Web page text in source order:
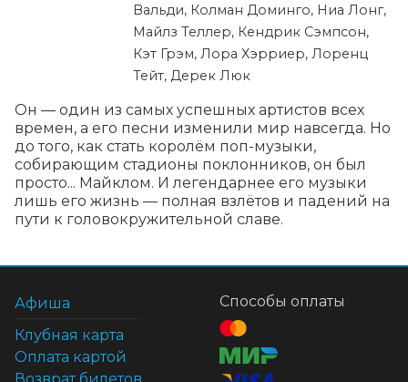
Вальди, Колман Доминго, Ниа Лонг,
Майлз Теллер, Кендрик Сэмпсон,
Кэт Грэм, Лора Хэрриер, Лоренц
Тейт, Дерек Люк
Он — один из самых успешных артистов всех
времен, а его песни изменили мир навсегда. Но
до того, как стать королём поп-музыки,
собирающим стадионы поклонников, он был
просто... Майклом. И легендарнее его музыки
лишь его жизнь — полная взлётов и падений на
пути к головокружительной славе.
Афиша
Клубная карта
Оплата картой
Способы оплаты